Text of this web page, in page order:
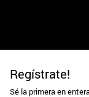
Regístrate!
Sé la primera en